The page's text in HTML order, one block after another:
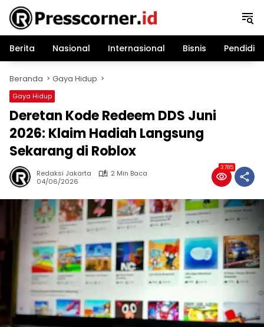
Langsung
konten
Berita
Nasional Internasional Bisnis
Beranda Gaya Hidup
Gaya Hidup
Deretan Kode Redeem DDS Juni
2026: Klaim Hadiah Langsung
Sekarang di Roblox
Redaksi Jakarta
2 Min Baca
04/06/2026
3785